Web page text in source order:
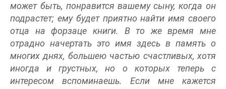
может быть, понравится вашему сыну, когда он
подрастет; ему будет приятно найти имя своего
отца на форзаце книги. В то же время мне
отрадно начертать это имя здесь в память о
многих днях, большею частью счастливых, хотя
иногда и грустных, но о которых теперь с
интересом вспоминаешь. Если мне кажется